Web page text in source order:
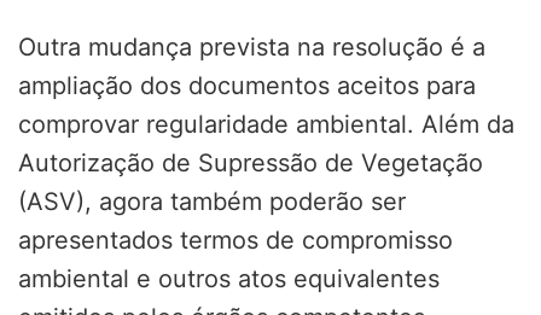
Outra mudança prevista na resolução é a
ampliação dos documentos aceitos para
comprovar regularidade ambiental. Além da
Autorização de Supressão de Vegetação
(ASV), agora também poderão ser
apresentados termos de compromisso
ambiental e outros atos equivalentes